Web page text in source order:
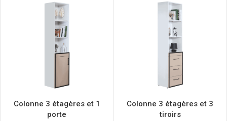
Colonne 3 étagères et 1
porte
Colonne 3 étagères et 3
tiroirs